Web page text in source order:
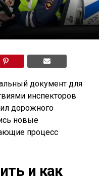
документ для
инспекторов
дорожного
новые
процесс
и как